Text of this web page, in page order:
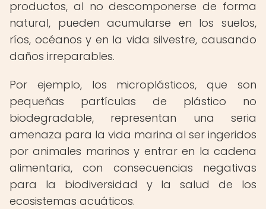
productos, al no descomponerse de forma
natural, pueden acumularse en los suelos,
ríos, océanos y en la vida silvestre, causando
daños irreparables.
Por ejemplo, los microplásticos, que son
pequeñas partículas de plástico no
biodegradable, representan una seria
amenaza para la vida marina al ser ingeridos
por animales marinos y entrar en la cadena
alimentaria, con consecuencias negativas
para la biodiversidad y la salud de los
ecosistemas acuáticos.